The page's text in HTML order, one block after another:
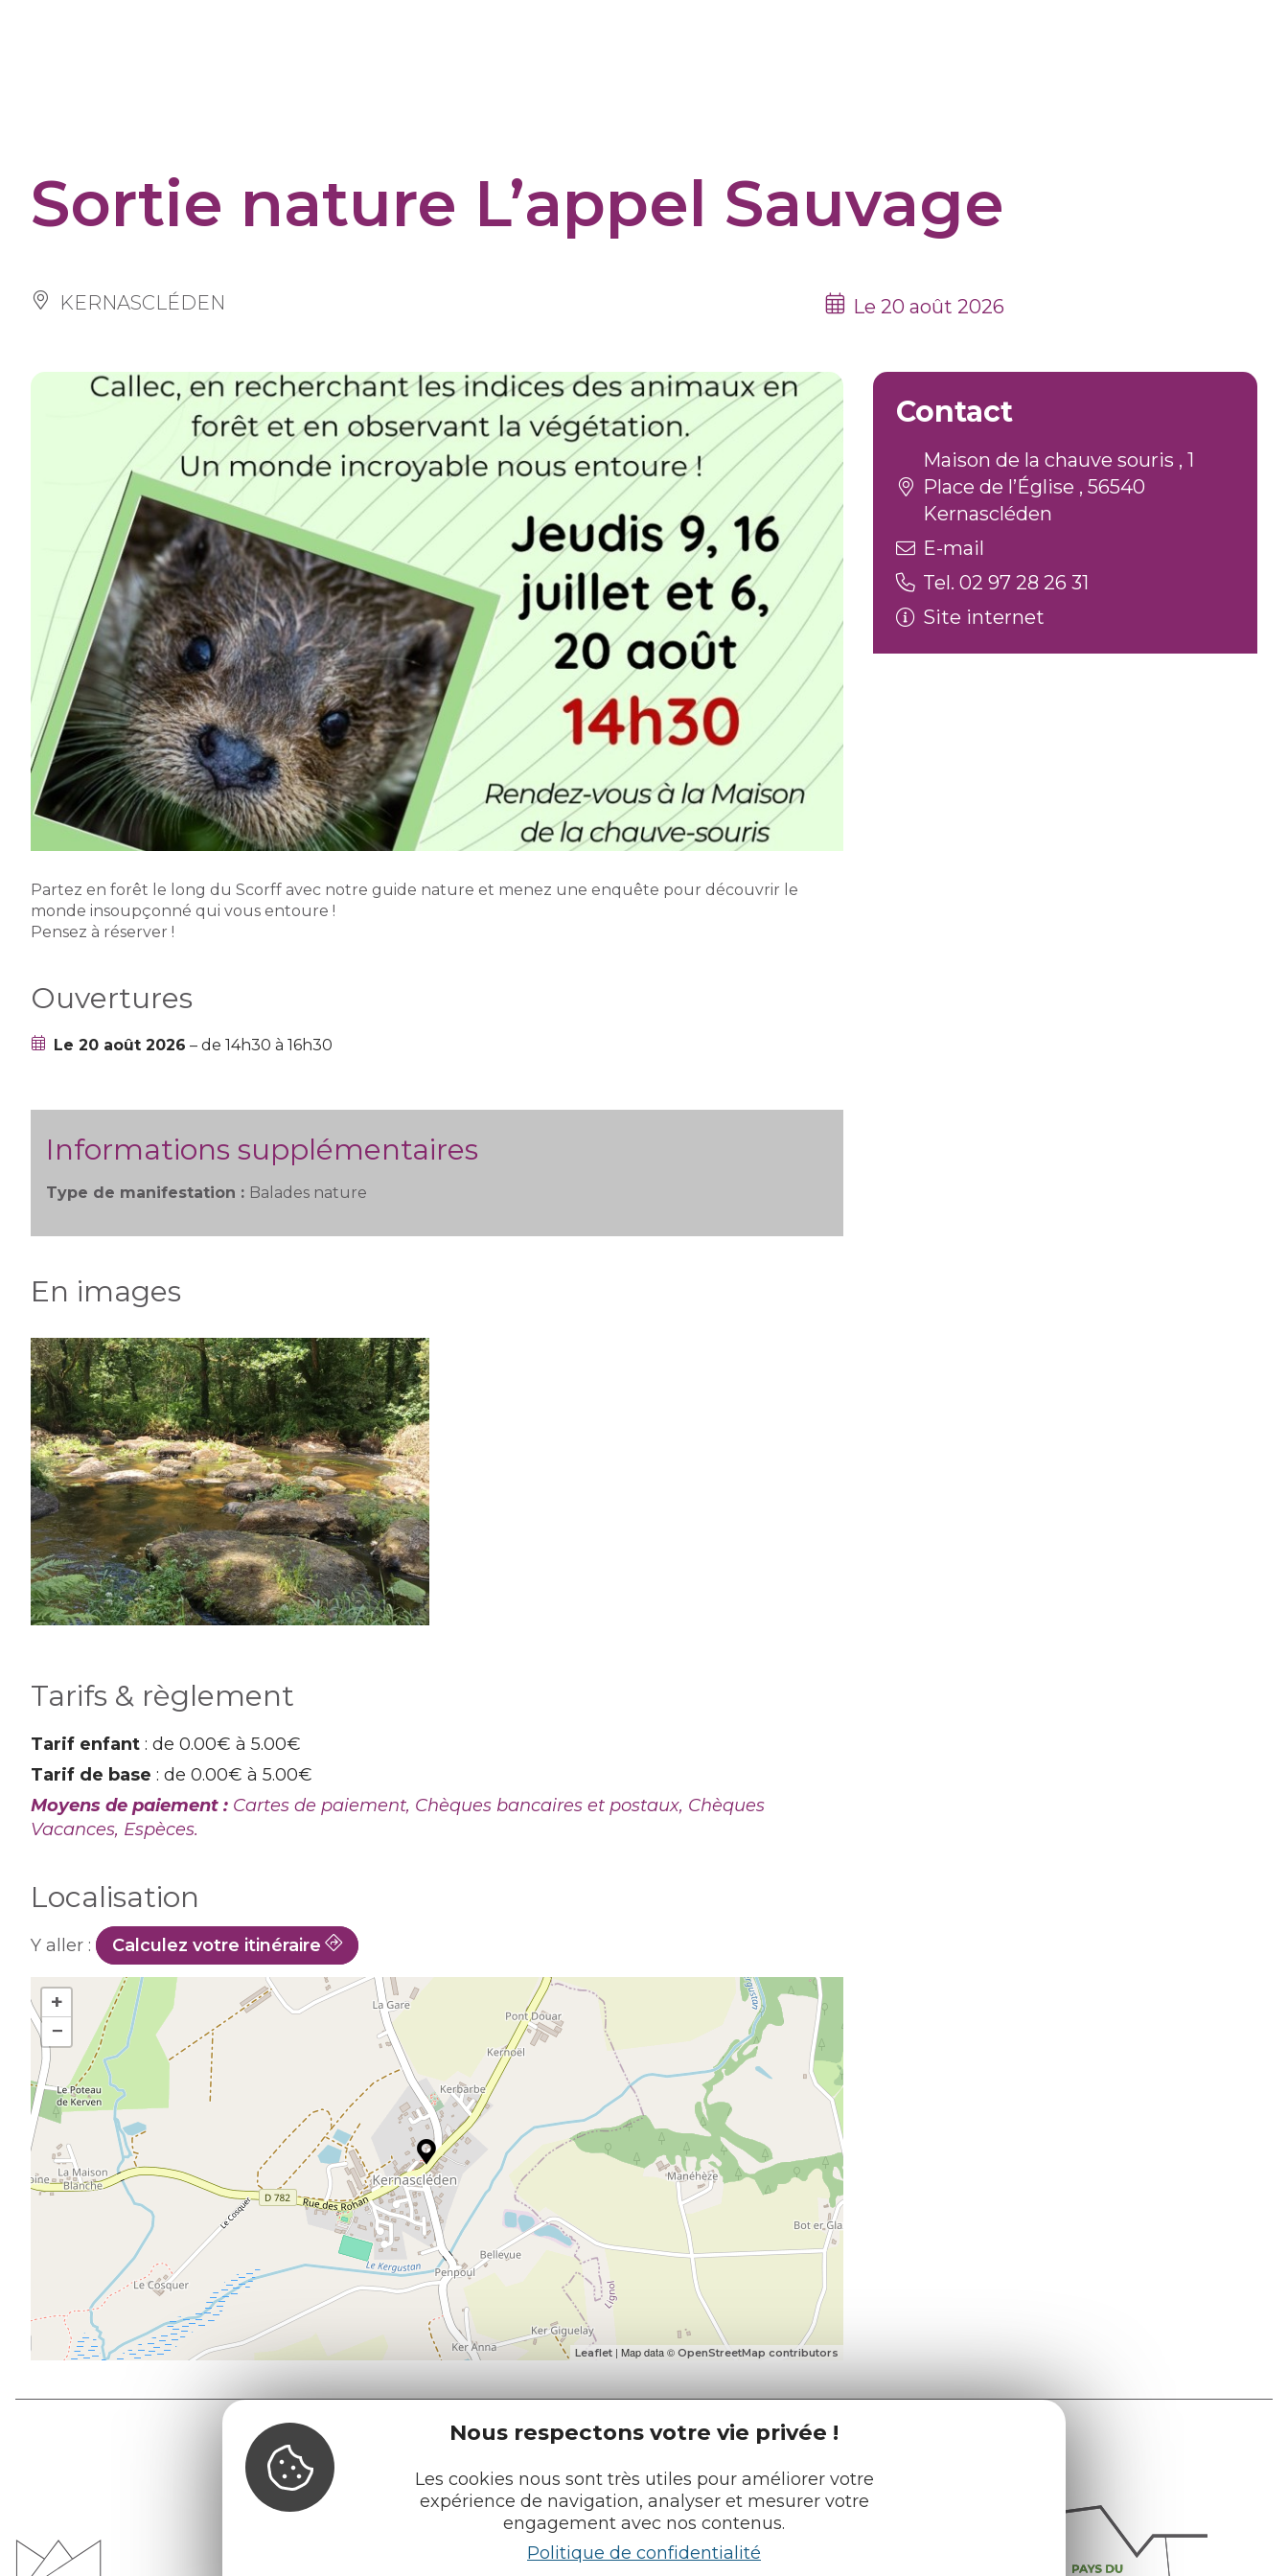
Nous respectons votre vie privée !
Les cookies nous sont très utiles pour améliorer votre
expérience de navigation, analyser et mesurer votre
engagement avec nos contenus.
Politique de confidentialité
Sortie nature L’appel Sauvage
KERNASCLÉDEN Le 20 août 2026
Partez en forêt le long du Scorff avec notre guide nature et menez une enquête pour découvrir le
monde insoupçonné qui vous entoure !
Pensez à réserver !
Ouvertures
Le 20 août 2026 – de 14h30 à 16h30
Informations supplémentaires
Type de manifestation : Balades nature
En images
Tarifs & règlement
Tarif enfant : de 0.00€ à 5.00€
Tarif de base : de 0.00€ à 5.00€
Moyens de paiement : Cartes de paiement, Chèques bancaires et postaux, Chèques
Vacances, Espèces.
Localisation
Y aller : Calculez votre itinéraire
+
−
Leaflet | Map data © OpenStreetMap contributors
Contact
Maison de la chauve souris , 1
Place de l’Église , 56540
Kernascléden
E-mail
Tel. 02 97 28 26 31
Site internet
Office de tourisme
Retrouvez-nous sur :